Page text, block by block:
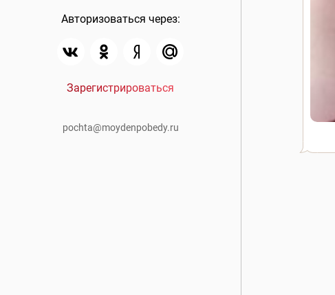
Авторизоваться через:
Зарегистрироваться
pochta@moydenpobedy.ru